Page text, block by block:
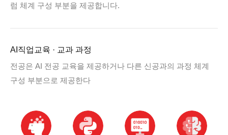
럼 체계 구성 부분을 제공합니다.
AI직업교육 · 교과 과정
전공은 AI 전공 교육을 제공하거나 다른 신공과의 과정 체계
구성 부분으로 제공한다